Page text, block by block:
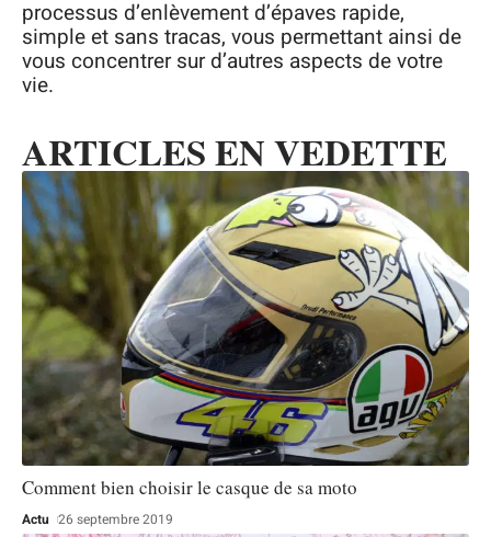
processus d’enlèvement d’épaves rapide,
simple et sans tracas, vous permettant ainsi de
vous concentrer sur d’autres aspects de votre
vie.
ARTICLES EN VEDETTE
Comment bien choisir le casque de sa moto
Actu 26 septembre 2019